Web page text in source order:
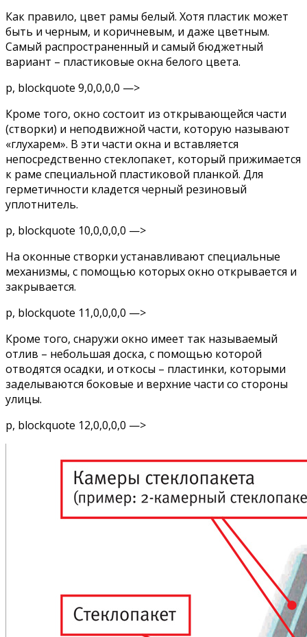
Как правило, цвет рамы белый. Хотя пластик может
быть и черным, и коричневым, и даже цветным.
Самый распространенный и самый бюджетный
вариант – пластиковые окна белого цвета.
p, blockquote 9,0,0,0,0 —>
Кроме того, окно состоит из открывающейся части
(створки) и неподвижной части, которую называют
«глухарем». В эти части окна и вставляется
непосредственно стеклопакет, который прижимается
к раме специальной пластиковой планкой. Для
герметичности кладется черный резиновый
уплотнитель.
p, blockquote 10,0,0,0,0 —>
На оконные створки устанавливают специальные
механизмы, с помощью которых окно открывается и
закрывается.
p, blockquote 11,0,0,0,0 —>
Кроме того, снаружи окно имеет так называемый
отлив – небольшая доска, с помощью которой
отводятся осадки, и откосы – пластинки, которыми
заделываются боковые и верхние части со стороны
улицы.
p, blockquote 12,0,0,0,0 —>